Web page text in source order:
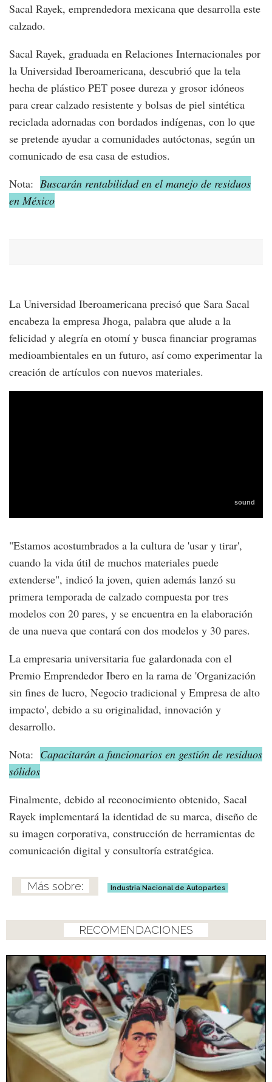
Sacal Rayek, emprendedora mexicana que desarrolla este
calzado.
Sacal Rayek, graduada en Relaciones Internacionales por
la Universidad Iberoamericana, descubrió que la tela
hecha de plástico PET posee dureza y grosor idóneos
para crear calzado resistente y bolsas de piel sintética
reciclada adornadas con bordados indígenas, con lo que
se pretende ayudar a comunidades autóctonas, según un
comunicado de esa casa de estudios.
Nota: Buscarán rentabilidad en el manejo de residuos
en México
La Universidad Iberoamericana precisó que Sara Sacal
encabeza la empresa Jhoga, palabra que alude a la
felicidad y alegría en otomí y busca financiar programas
medioambientales en un futuro, así como experimentar la
creación de artículos con nuevos materiales.
"Estamos acostumbrados a la cultura de 'usar y tirar',
cuando la vida útil de muchos materiales puede
extenderse", indicó la joven, quien además lanzó su
primera temporada de calzado compuesta por tres
modelos con 20 pares, y se encuentra en la elaboración
de una nueva que contará con dos modelos y 30 pares.
La empresaria universitaria fue galardonada con el
Premio Emprendedor Ibero en la rama de 'Organización
sin fines de lucro, Negocio tradicional y Empresa de alto
impacto', debido a su originalidad, innovación y
desarrollo.
Nota: Capacitarán a funcionarios en gestión de residuos
sólidos
Finalmente, debido al reconocimiento obtenido, Sacal
Rayek implementará la identidad de su marca, diseño de
su imagen corporativa, construcción de herramientas de
comunicación digital y consultoría estratégica.
Industria Nacional de Autopartes
RECOMENDACIONES